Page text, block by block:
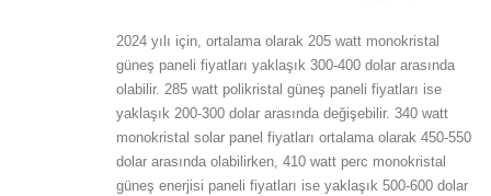
2024 yılı için, ortalama olarak 205 watt monokristal
güneş paneli fiyatları yaklaşık 300-400 dolar arasında
olabilir. 285 watt polikristal güneş paneli fiyatları ise
yaklaşık 200-300 dolar arasında değişebilir. 340 watt
monokristal solar panel fiyatları ortalama olarak 450-550
dolar arasında olabilirken, 410 watt perc monokristal
güneş enerjisi paneli fiyatları ise yaklaşık 500-600 dolar